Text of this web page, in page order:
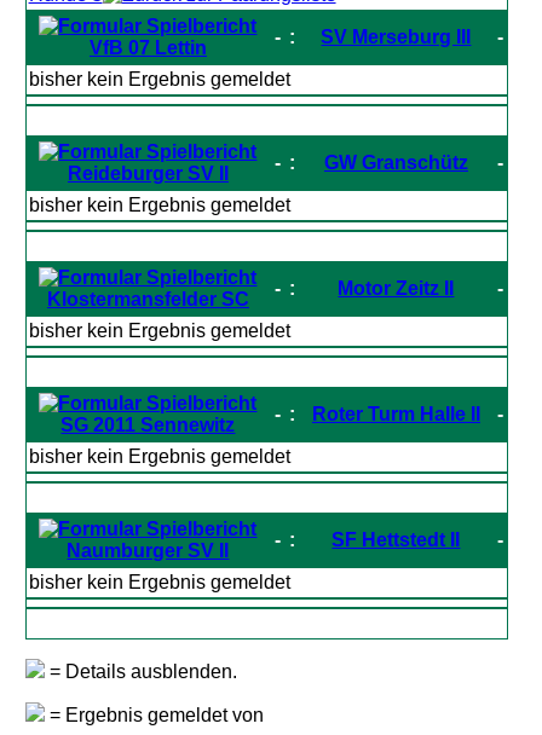
VfB 07 Lettin
- : SV Merseburg III -
bisher kein Ergebnis gemeldet
Reideburger SV II
- : GW Granschütz -
bisher kein Ergebnis gemeldet
Klostermansfelder SC
- : Motor Zeitz II -
bisher kein Ergebnis gemeldet
SG 2011 Sennewitz
- : Roter Turm Halle II -
bisher kein Ergebnis gemeldet
Naumburger SV II
- : SF Hettstedt II -
bisher kein Ergebnis gemeldet
= Details ausblenden.
= Ergebnis gemeldet von